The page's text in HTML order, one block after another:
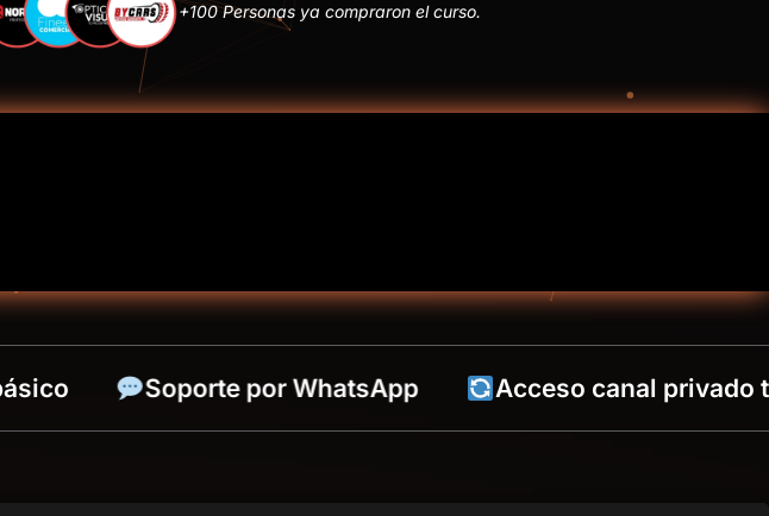
+100 Personas ya compraron el curso.
Soporte por WhatsApp Acceso canal privado